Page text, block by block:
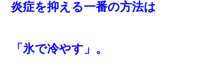
炎症を抑える一番の方法は
「氷で冷やす」。